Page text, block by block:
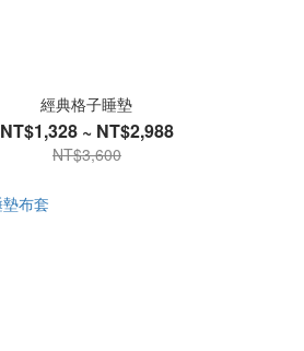
經典格子睡墊
NT$1,328 ~ NT$2,988
NT$3,600